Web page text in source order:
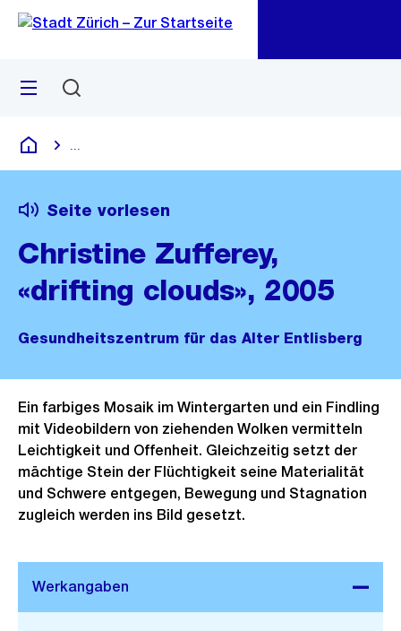
Navigation
Sprunglink
Menü
Deutsch
Seite vorlesen
Christine Zufferey,
«drifting clouds», 2005
Gesundheitszentrum für das Alter Entlisberg
Ein farbiges Mosaik im Wintergarten und ein Findling
mit Videobildern von ziehenden Wolken vermitteln
Leichtigkeit und Offenheit. Gleichzeitig setzt der
mächtige Stein der Flüchtigkeit seine Materialität
und Schwere entgegen, Bewegung und Stagnation
zugleich werden ins Bild gesetzt.